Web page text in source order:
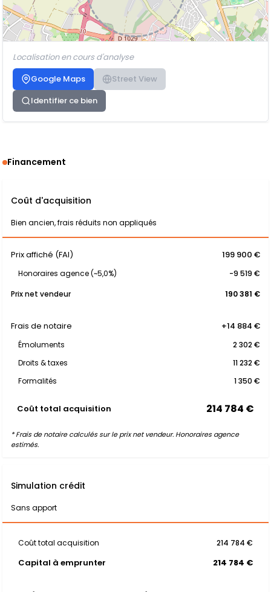
Localisation en cours d'analyse
Google Maps
Street View
Identifier ce bien
Financement
Coût d'acquisition
Bien ancien, frais réduits non appliqués
Prix affiché (FAI) 199 900 €
Honoraires agence (~5,0%)
-9 519 €
Prix net vendeur
190 381 €
Frais de notaire +14 884 €
Émoluments
2 302 €
Droits & taxes
11 232 €
Formalités
1 350 €
Coût total acquisition 214 784 €
* Frais de notaire calculés sur le prix net vendeur. Honoraires agence
estimés.
Simulation crédit
Sans apport
Coût total acquisition 214 784 €
Capital à emprunter 214 784 €